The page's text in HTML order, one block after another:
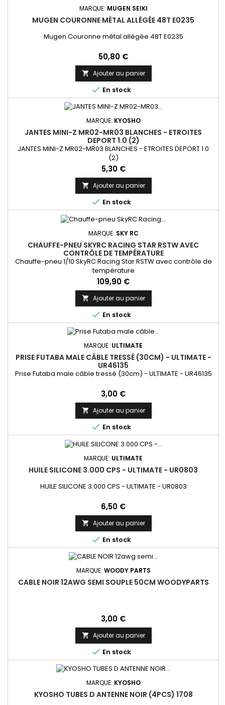
MARQUE: MUGEN SEIKI
MUGEN COURONNE MÉTAL ALLÉGÉE 48T E0235
Mugen Couronne métal allégée 48T E0235
Prix
50,80 €
 Ajouter au panier
 En stock
MARQUE: KYOSHO
JANTES MINI-Z MR02-MR03 BLANCHES - ETROITES
DEPORT 1.0 (2)
JANTES MINI-Z MR02-MR03 BLANCHES - ETROITES DEPORT 1.0
(2)
Prix
5,30 €
 Ajouter au panier
 En stock
MARQUE: SKY RC
CHAUFFE-PNEU SKYRC RACING STAR RSTW AVEC
CONTRÔLE DE TEMPÉRATURE
Chauffe-pneu 1/10 SkyRC Racing Star RSTW avec contrôle de
température
Prix
109,90 €
 Ajouter au panier
 En stock
MARQUE: ULTIMATE
PRISE FUTABA MALE CÂBLE TRESSÉ (30CM) - ULTIMATE -
UR46135
Prise Futaba male câble tressé (30cm) - ULTIMATE - UR46135
Prix
3,00 €
 Ajouter au panier
 En stock
MARQUE: ULTIMATE
HUILE SILICONE 3.000 CPS - ULTIMATE - UR0803
HUILE SILICONE 3.000 CPS - ULTIMATE - UR0803
Prix
6,50 €
 Ajouter au panier
 En stock
MARQUE: WOODY PARTS
CABLE NOIR 12AWG SEMI SOUPLE 50CM WOODYPARTS
Prix
3,00 €
 Ajouter au panier
 En stock
MARQUE: KYOSHO
KYOSHO TUBES D ANTENNE NOIR (4PCS) 1708